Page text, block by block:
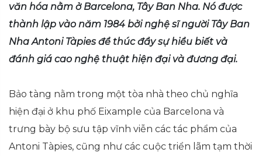
văn hóa nằm ở Barcelona, Tây Ban Nha. Nó được
thành lập vào năm 1984 bởi nghệ sĩ người Tây Ban
Nha Antoni Tàpies để thúc đẩy sự hiểu biết và
đánh giá cao nghệ thuật hiện đại và đương đại.
Bảo tàng nằm trong một tòa nhà theo chủ nghĩa
hiện đại ở khu phố Eixample của Barcelona và
trưng bày bộ sưu tập vĩnh viễn các tác phẩm của
Antoni Tàpies, cũng như các cuộc triển lãm tạm thời